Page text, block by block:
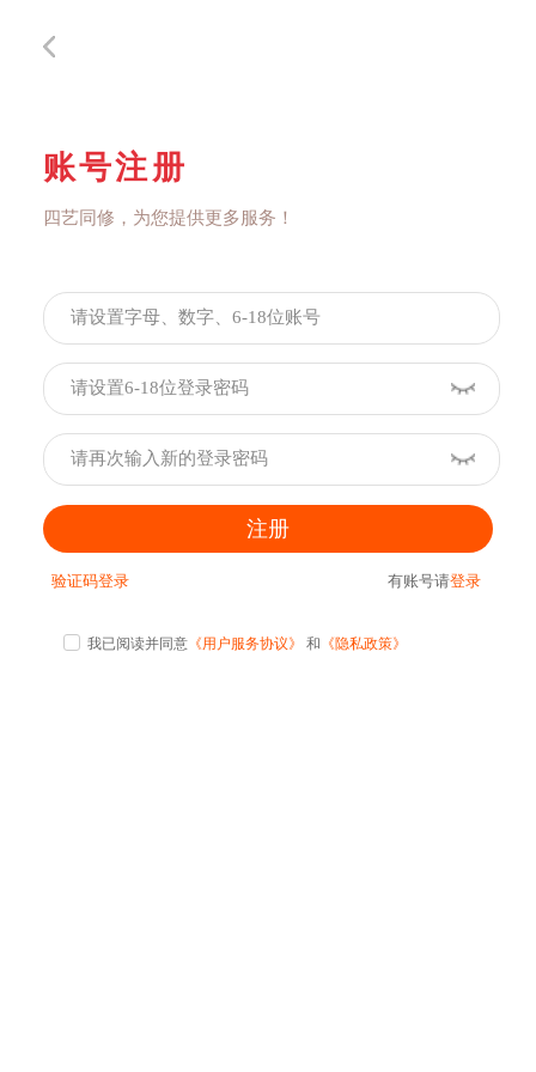
账号注册
四艺同修，为您提供更多服务！
注册
验证码登录 有账号请登录
我已阅读并同意《用户服务协议》 和 《隐私政策》